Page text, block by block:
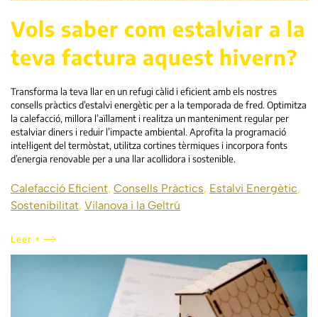
Vols saber com estalviar a la
teva factura aquest hivern?
Transforma la teva llar en un refugi càlid i eficient amb els nostres
consells pràctics d’estalvi energètic per a la temporada de fred. Optimitza
la calefacció, millora l’aïllament i realitza un manteniment regular per
estalviar diners i reduir l’impacte ambiental. Aprofita la programació
intel·ligent del termòstat, utilitza cortines tèrmiques i incorpora fonts
d’energia renovable per a una llar acollidora i sostenible.
Calefacció Eficient, Consells Pràctics, Estalvi Energètic,
Sostenibilitat, Vilanova i la Geltrú
Leer +